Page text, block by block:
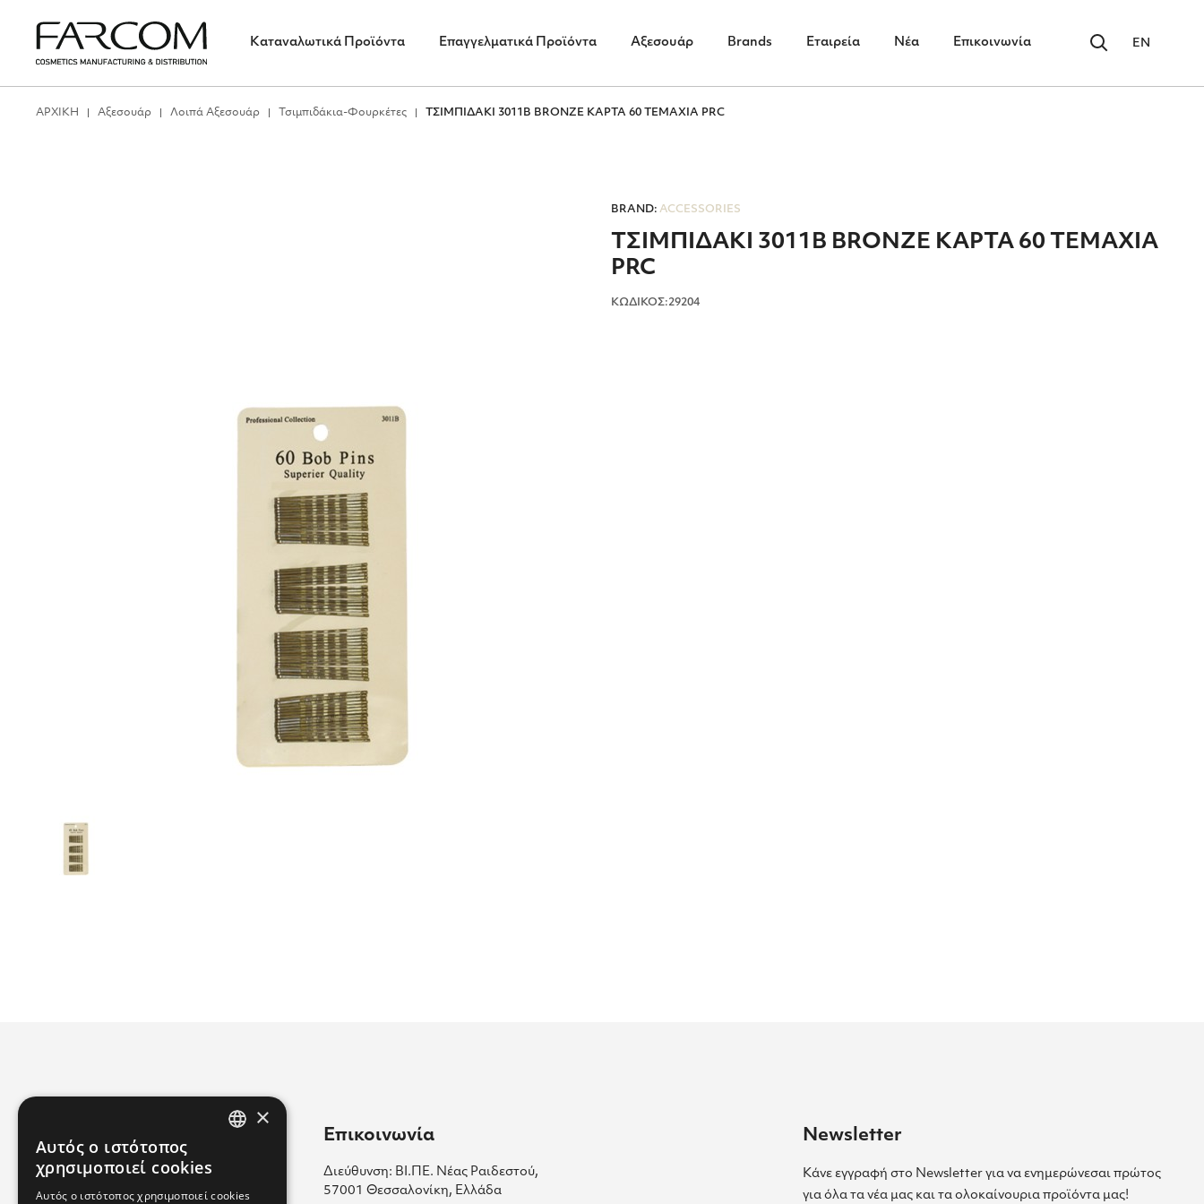
Καταναλωτικά Προϊόντα Επαγγελματικά Προϊόντα Αξεσουάρ Brands Εταιρεία Νέα Επικοινωνία EN
ΑΡΧΙΚΗ Αξεσουάρ Λοιπά Αξεσουάρ Τσιμπιδάκια-Φουρκέτες ΤΣΙΜΠΙΔΑΚΙ 3011Β ΒRΟΝΖΕ ΚΑΡΤΑ 60 ΤΕΜΑΧΙΑ PRC
BRAND: ACCESSORIES
ΤΣΙΜΠΙΔΑΚΙ 3011Β ΒRΟΝΖΕ ΚΑΡΤΑ 60 ΤΕΜΑΧΙΑ
PRC
ΚΩΔΙΚΟΣ:29204
Χρήσιμοι Σύνδεσμοι
Επικοινωνία
Επικοινωνία
Διεύθυνση: ΒΙ.ΠΕ. Νέας Ραιδεστού,
57001 Θεσσαλονίκη, Ελλάδα
Newsletter
Κάνε εγγραφή στο Newsletter για να ενημερώνεσαι πρώτος
για όλα τα νέα μας και τα ολοκαίνουρια προϊόντα μας!
×
Αυτός ο ιστότοπος
χρησιμοποιεί cookies
Αυτός ο ιστότοπος χρησιμοποιεί cookies